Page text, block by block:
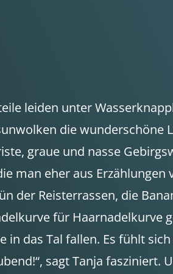
leiden unter
die wunderschöne
graue und nasse
man eher aus Erzählungen
der Reisterrassen, die
für Haarnadelkurve
das Tal fallen. Es fühlt
sagt Tanja fasziniert.